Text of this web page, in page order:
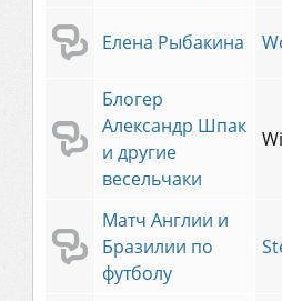
Елена Рыбакина
Блогер
Александр Шпак
и другие
весельчаки
Матч Англии и
Бразилии по
футболу